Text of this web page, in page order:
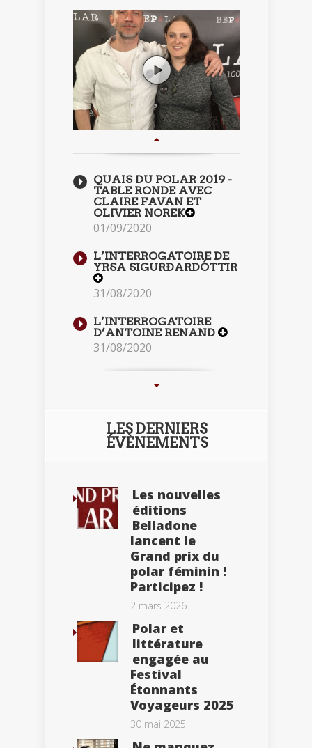
QUAIS DU POLAR 2019 -
TABLE RONDE AVEC
CLAIRE FAVAN ET
OLIVIER NOREK
01/09/2020
L’INTERROGATOIRE DE
YRSA SIGURÐARDÓTTIR
31/08/2020
L’INTERROGATOIRE
D’ANTOINE RENAND
31/08/2020
LES DERNIERS
ÉVÈNEMENTS
Les nouvelles
éditions
Belladone
lancent le
Grand prix du
polar féminin !
Participez !
2 mars 2026
Polar et
littérature
engagée au
Festival
Étonnants
Voyageurs 2025
30 mai 2025